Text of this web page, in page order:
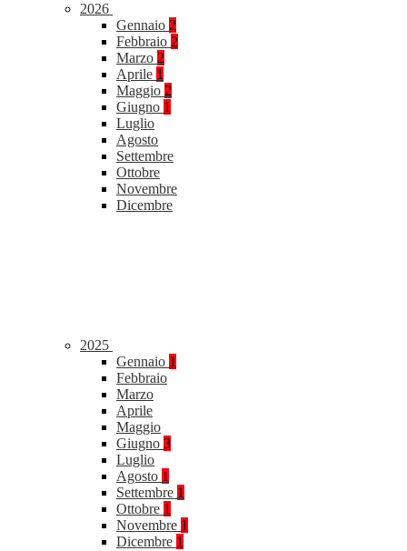
2026
Gennaio 2
Febbraio 2
Marzo 2
Aprile 1
Maggio 2
Giugno 1
Luglio
Agosto
Settembre
Ottobre
Novembre
Dicembre
2025
Gennaio 1
Febbraio
Marzo
Aprile
Maggio
Giugno 3
Luglio
Agosto 1
Settembre 1
Ottobre 1
Novembre 1
Dicembre 1